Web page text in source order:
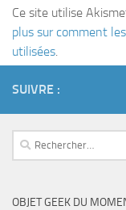
Ce site utilise
plus sur comment
utilisées.
SUIVRE :
Rechercher :
OBJET GEEK DU